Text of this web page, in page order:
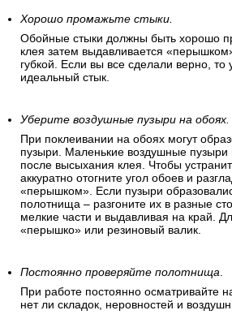
Хорошо промажьте стыки.
Обойные стыки должны быть хорошо
клея затем выдавливается
губкой. Если вы все сделали верно, то
идеальный стык.
Уберите воздушные пузыри на обоях.
При поклеивании на обоях могут
пузыри. Маленькие воздушные пузыри
после высыхания клея. Чтобы
аккуратно отогните угол обоев и
«перышком». Если пузыри
полотнища – разгоните их в разные
мелкие части и выдавливая на край.
«перышко» или резиновый валик.
Постоянно проверяйте полотнища.
При работе постоянно осматривайте
нет ли складок, неровностей и